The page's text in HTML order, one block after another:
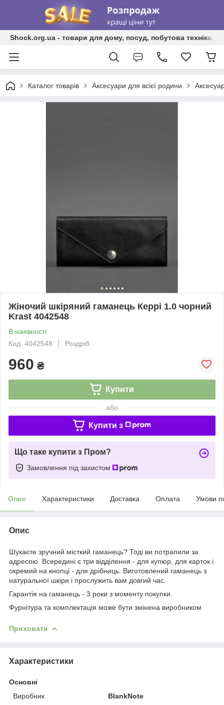
Shock.org.ua - товари для дому, посуд, побутова техніка,
Каталог товарів Аксесуари для всієї родини
Жіночий шкіряний гаманець Керрі 1.0 чорний
Krast 4042548
В наявності
Код: 4042548
Роздріб
960 ₴
Купити
або
Купити з
Що таке купити з Пром?
Замовлення під захистом
Опис Характеристики Доставка Оплата Умови
Опис
Шукаєте зручний місткий гаманець? Тоді ви потрапили за
адресою. Всередині є три відділення - для купюр, для карток і
окремий на кнопці - для дрібниць. Виготовлений гаманець з
натуральної шкіри і прослужить вам довгий час.
Гарантія на гаманець - 3 роки з моменту покупки.
Фурнітура та комплектація може бути змінена виробником
Приховати
Характеристики
Основні
Виробник
BlankNote